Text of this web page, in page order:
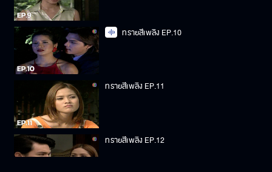
ทรายสีเพลิง EP.10
ทรายสีเพลิง EP.11
ทรายสีเพลิง EP.12